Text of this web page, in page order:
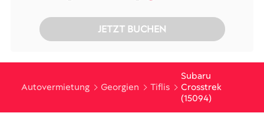
JETZT BUCHEN
Autovermietung Georgien Tiflis
Subaru
Crosstrek
(15094)